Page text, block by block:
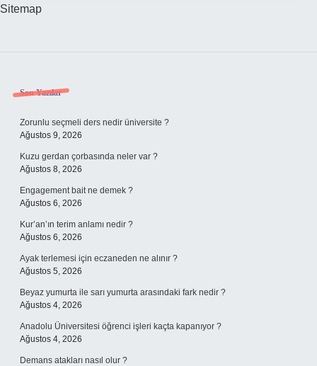
Sitemap
Sidebar
Son Yazılar
Zorunlu seçmeli ders nedir üniversite ?
Ağustos 9, 2026
Kuzu gerdan çorbasında neler var ?
Ağustos 8, 2026
Engagement bait ne demek ?
Ağustos 6, 2026
Kur’an’ın terim anlamı nedir ?
Ağustos 6, 2026
Ayak terlemesi için eczaneden ne alınır ?
Ağustos 5, 2026
Beyaz yumurta ile sarı yumurta arasındaki fark nedir ?
Ağustos 4, 2026
Anadolu Üniversitesi öğrenci işleri kaçta kapanıyor ?
Ağustos 4, 2026
Demans atakları nasıl olur ?